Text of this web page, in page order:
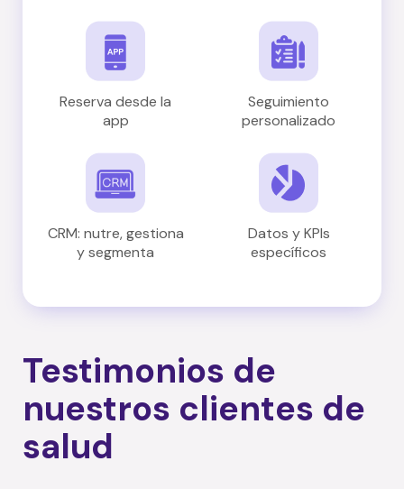
Reserva desde la
app
Seguimiento
personalizado
CRM: nutre, gestiona
y segmenta
Datos y KPIs
específicos
Testimonios de
nuestros clientes de
salud